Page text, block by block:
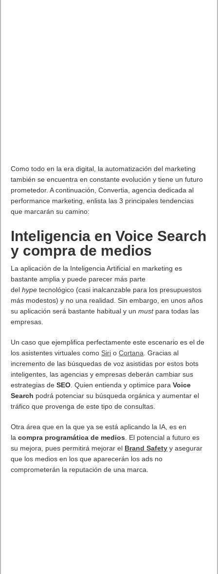
Como todo en la era digital, la automatización del marketing
también se encuentra en constante evolución y tiene un futuro
prometedor. A continuación, Convertia, agencia dedicada al
performance marketing, enlista las 3 principales tendencias
que marcarán su camino:
Inteligencia en Voice Search
y compra de medios
La aplicación de la Inteligencia Artificial en marketing es
bastante amplia y puede parecer más parte
delhype tecnológico (casi inalcanzable para los presupuestos
más modestos) y no una realidad. Sin embargo, en unos años
su aplicación será bastante habitual y unmust para todas las
empresas.
Un caso que ejemplifica perfectamente este escenario es el de
los asistentes virtuales como Siri oCortana. Gracias al
incremento de las búsquedas de voz asistidas por estos bots
inteligentes, las agencias y empresas deberán cambiar sus
estrategias deSEO. Quien entienda y optimice paraVoice
Search podrá potenciar su búsqueda orgánica y aumentar el
tráfico que provenga de este tipo de consultas.
Otra área que en la que ya se está aplicando la IA, es en
lacompra programática de medios. El potencial a futuro es
su mejora, pues permitirá mejorar el Brand Safety y asegurar
que los medios en los que aparecerán los ads no
comprometerán la reputación de una marca.